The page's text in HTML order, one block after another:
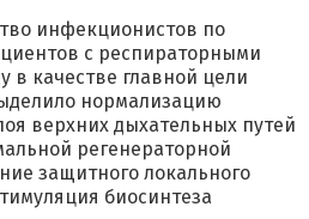
инфекционистов по
с респираторными
в качестве главной цели
нормализацию
верхних дыхательных путей
регенераторной
защитного локального
биосинтеза